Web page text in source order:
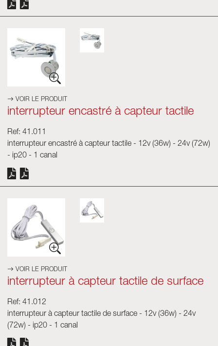
VOIR LE PRODUIT
interrupteur encastré à capteur tactile
Ref: 41.011
interrupteur encastré à capteur tactile - 12v (36w) - 24v (72w)
- ip20 - 1 canal
VOIR LE PRODUIT
interrupteur à capteur tactile de surface
Ref: 41.012
interrupteur à capteur tactile de surface - 12v (36w) - 24v
(72w) - ip20 - 1 canal